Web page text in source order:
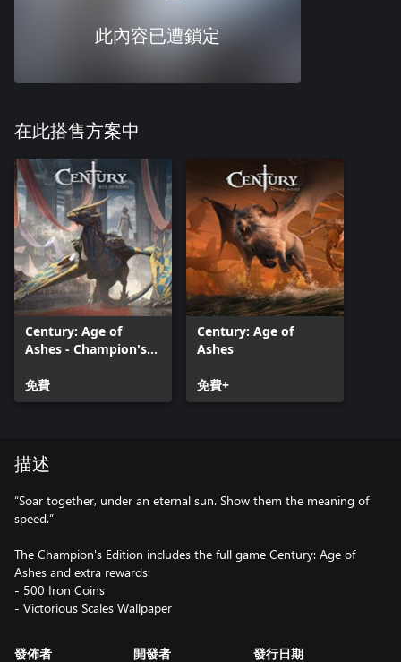
此內容已遭鎖定
在此搭售方案中
Century: Age of
Ashes - Champion's
免費
Century: Age of
Ashes
免費+
描述
“Soar together, under an eternal sun. Show them the meaning of
speed.”
The Champion's Edition includes the full game Century: Age of
Ashes and extra rewards:
- 500 Iron Coins
- Victorious Scales Wallpaper
發佈者 開發者 發行日期